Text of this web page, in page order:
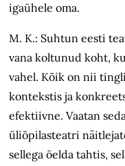
igaühele oma.
M. K.: Suhtun eesti
vana koltunud koht,
vahel. Kõik on nii
kontekstis ja
efektiivne. Vaatan
üliõpilasteatri
sellega öelda tahtis,